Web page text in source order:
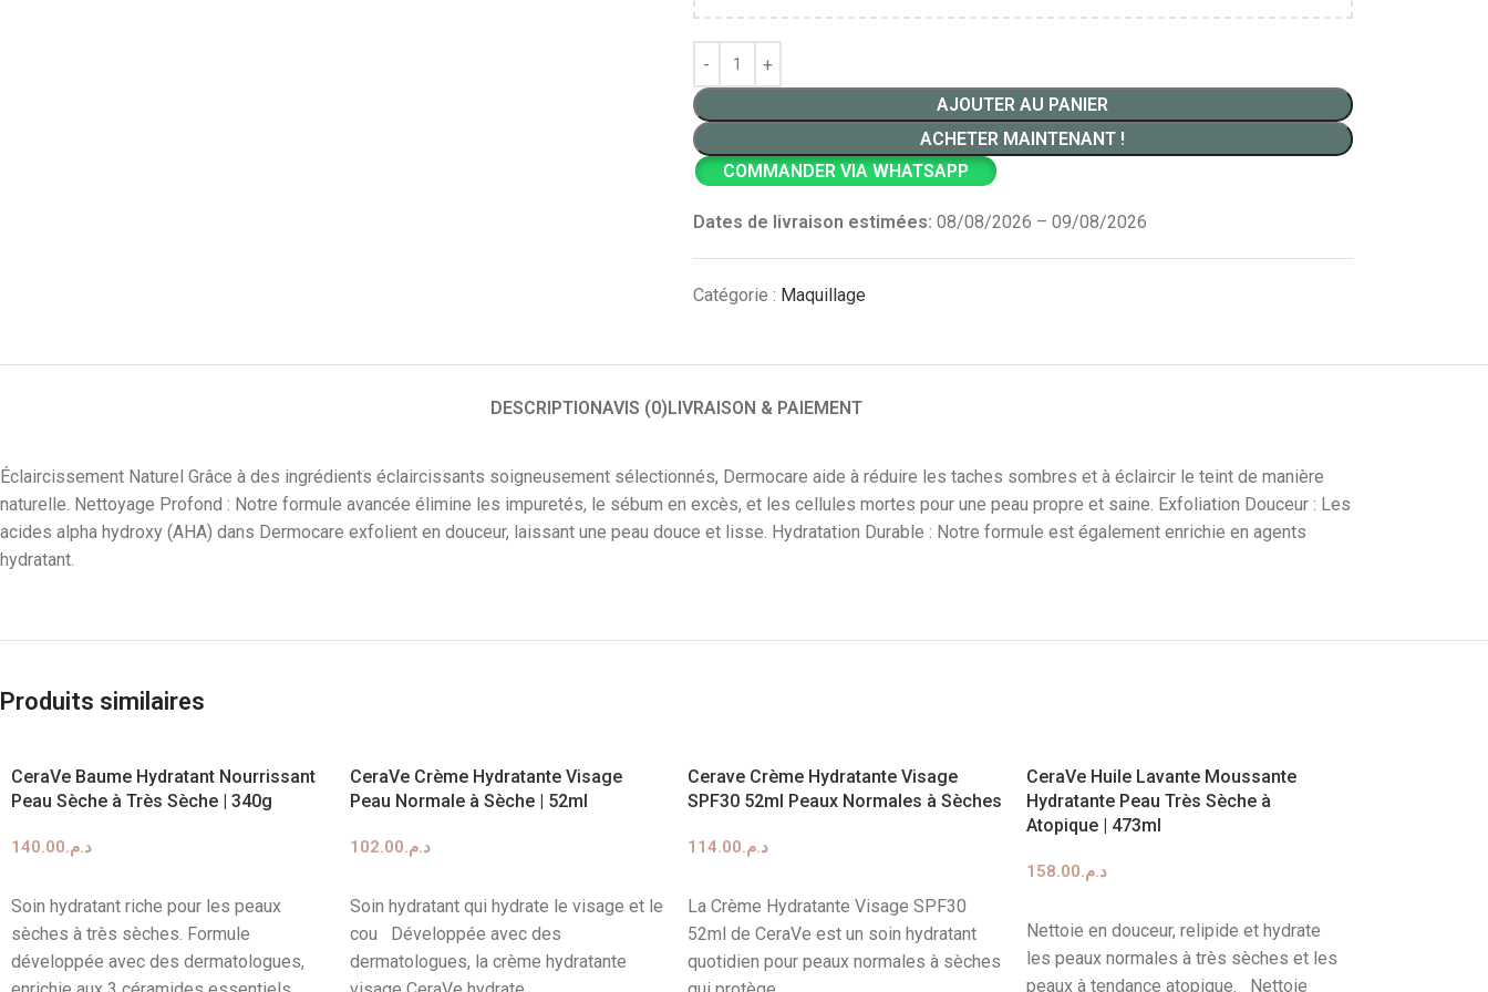
AJOUTER AU PANIER
ACHETER MAINTENANT !
COMMANDER VIA WHATSAPP
Dates de livraison estimées: 08/08/2026 – 09/08/2026
Catégorie : Maquillage
DESCRIPTIONAVIS (0) LIVRAISON & PAIEMENT
Éclaircissement Naturel Grâce à des ingrédients éclaircissants soigneusement sélectionnés, Dermocare aide à réduire les taches sombres et à éclaircir le teint de manière
naturelle. Nettoyage Profond : Notre formule avancée élimine les impuretés, le sébum en excès, et les cellules mortes pour une peau propre et saine. Exfoliation Douceur : Les
acides alpha hydroxy (AHA) dans Dermocare exfolient en douceur, laissant une peau douce et lisse. Hydratation Durable : Notre formule est également enrichie en agents
hydratant.
Produits similaires
CeraVe Baume Hydratant Nourrissant
Peau Sèche à Très Sèche | 340g
د.م.140.00
Soin hydratant riche pour les peaux
sèches à très sèches. Formule
développée avec des dermatologues,
CeraVe Crème Hydratante Visage
Peau Normale à Sèche | 52ml
د.م.102.00
Soin hydratant qui hydrate le visage et le
cou Développée avec des
dermatologues, la crème hydratante
Cerave Crème Hydratante Visage
SPF30 52ml Peaux Normales à Sèches
د.م.114.00
La Crème Hydratante Visage SPF30
52ml de CeraVe est un soin hydratant
quotidien pour peaux normales à sèches
CeraVe Huile Lavante Moussante
Hydratante Peau Très Sèche à
Atopique | 473ml
د.م.158.00
Nettoie en douceur, relipide et hydrate
les peaux normales à très sèches et les
peaux à tendance atopique. Nettoie